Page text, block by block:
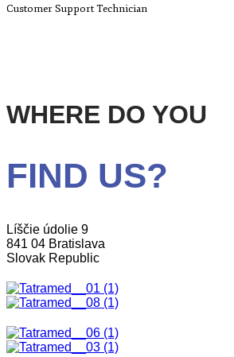
Customer Support Technician
WHERE DO YOU
FIND US?
Líščie údolie 9
841 04 Bratislava
Slovak Republic